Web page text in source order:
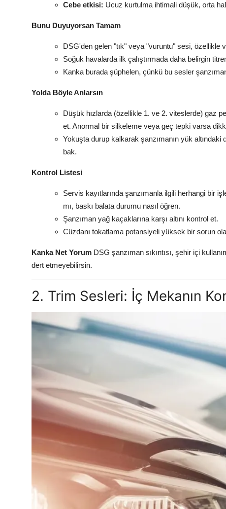
Cebe etkisi: Ucuz kurtulma ihtimali düşük, orta
Bunu Duyuyorsan Tamam
DSG'den gelen "tık" veya "vuruntu" sesi, özellikle
Soğuk havalarda ilk çalıştırmada daha belirgin
Kanka burada şüphelen, çünkü bu sesler
Yolda Böyle Anlarsın
Düşük hızlarda (özellikle 1. ve 2. viteslerde) gaz
et. Anormal bir silkeleme veya geç tepki varsa
Yokuşta durup kalkarak şanzımanın yük
bak.
Kontrol Listesi
Servis kayıtlarında şanzımanla ilgili herhangi bir
mı, baskı balata durumu nasıl öğren.
Şanzıman yağ kaçaklarına karşı altını kontrol et.
Cüzdanı tokatlama potansiyeli yüksek bir sorun
Kanka Net Yorum DSG şanzıman sıkıntısı, şehir içi
dert etmeyebilirsin.
2. Trim Sesleri: İç Mekanın